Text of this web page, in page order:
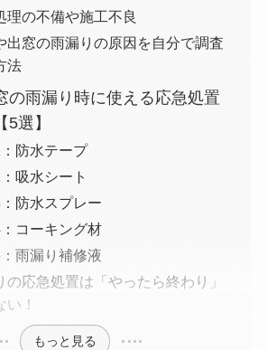
理の不備や施工不良
出窓の雨漏りの原因を自分で調査
法
の雨漏り時に使える応急処置
選】
防水テープ
吸水シート
防水スプレー
コーキング材
雨漏り補修液
の応急処置は「やったら終わり」
い！
もっと見る